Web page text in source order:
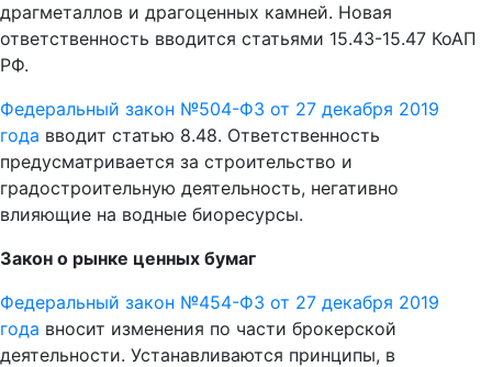
драгметаллов и драгоценных камней. Новая
ответственность вводится статьями 15.43-15.47 КоАП
РФ.
Федеральный закон №504-ФЗ от 27 декабря 2019
года вводит статью 8.48. Ответственность
предусматривается за строительство и
градостроительную деятельность, негативно
влияющие на водные биоресурсы.
Закон о рынке ценных бумаг
Федеральный закон №454-ФЗ от 27 декабря 2019
года вносит изменения по части брокерской
деятельности. Устанавливаются принципы, в